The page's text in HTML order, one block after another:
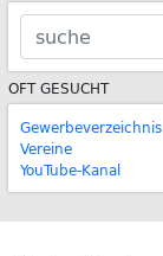
OFT GESUCHT
Gewerbeverzeichnis
Vereine
YouTube-Kanal